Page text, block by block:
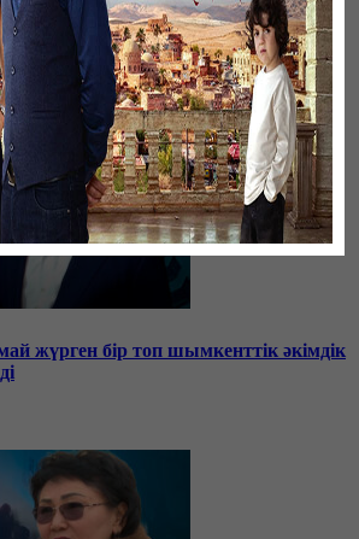
жалақы көтеруді талап етті
жүрген бір топ шымкенттік әкімдік